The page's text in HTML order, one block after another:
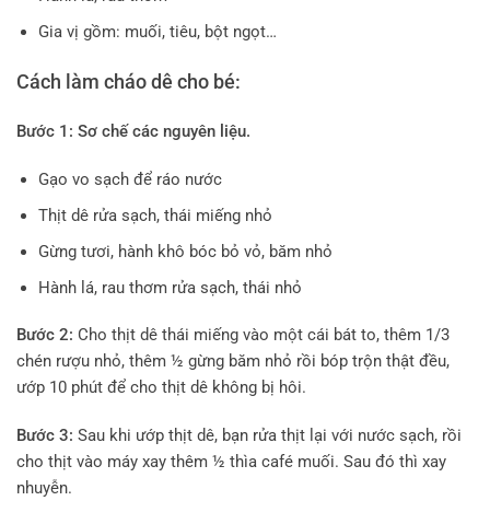
Gia vị gồm: muối, tiêu, bột ngọt…
Cách làm cháo dê cho bé:
Bước 1: Sơ chế các nguyên liệu.
Gạo vo sạch để ráo nước
Thịt dê rửa sạch, thái miếng nhỏ
Gừng tươi, hành khô bóc bỏ vỏ, băm nhỏ
Hành lá, rau thơm rửa sạch, thái nhỏ
Bước 2: Cho thịt dê thái miếng vào một cái bát to, thêm 1/3
chén rượu nhỏ, thêm ½ gừng băm nhỏ rồi bóp trộn thật đều,
ướp 10 phút để cho thịt dê không bị hôi.
Bước 3: Sau khi ướp thịt dê, bạn rửa thịt lại với nước sạch, rồi
cho thịt vào máy xay thêm ½ thìa café muối. Sau đó thì xay
nhuyễn.